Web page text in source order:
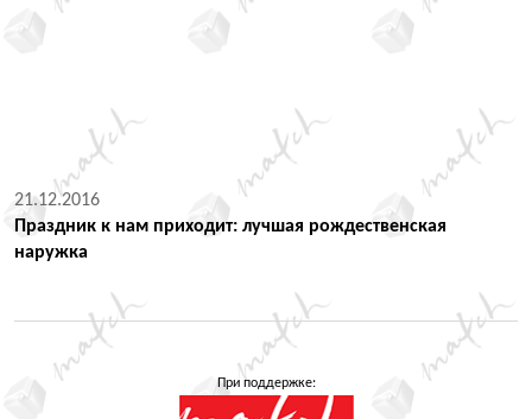
21.12.2016
Праздник к нам приходит: лучшая рождественская
наружка
При поддержке: